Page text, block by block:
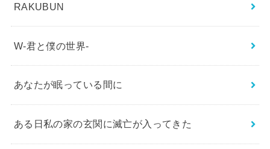
RAKUBUN
W-君と僕の世界-
あなたが眠っている間に
ある日私の家の玄関に滅亡が入ってきた